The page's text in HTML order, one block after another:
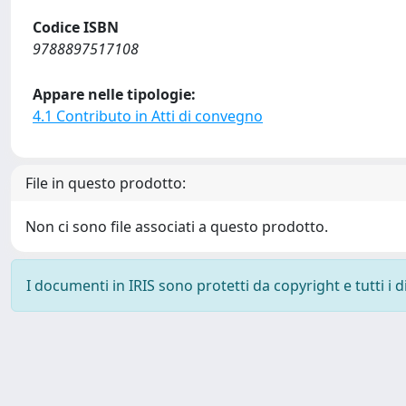
Codice ISBN
9788897517108
Appare nelle tipologie:
4.1 Contributo in Atti di convegno
File in questo prodotto:
Non ci sono file associati a questo prodotto.
I documenti in IRIS sono protetti da copyright e tutti i